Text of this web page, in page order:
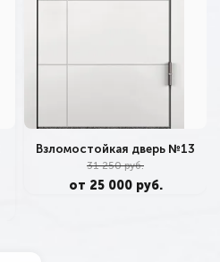
Взломостойкая дверь №13
31 250 руб.
от 25 000 руб.